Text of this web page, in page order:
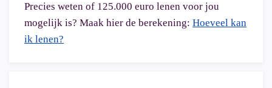
Precies weten of 125.000 euro lenen voor jou
mogelijk is? Maak hier de berekening: Hoeveel kan
ik lenen?